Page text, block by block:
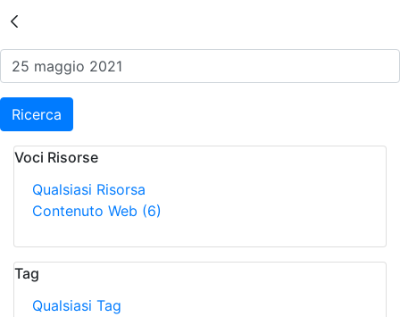
Risultati della Ricerca -
Ricerca
Voci Risorse
Qualsiasi Risorsa
Contenuto Web (6)
Tag
Qualsiasi Tag